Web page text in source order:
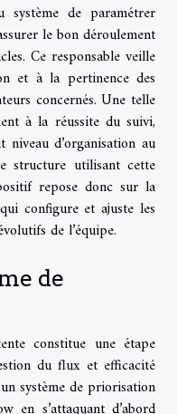
de paramétrer
le bon déroulement
Ce responsable veille
et à la pertinence des
concernés. Une telle
à la réussite du suivi,
niveau d’organisation au
structure utilisant cette
repose donc sur la
configure et ajuste les
de l’équipe.
de
constitue une étape
du flux et efficacité
système de priorisation